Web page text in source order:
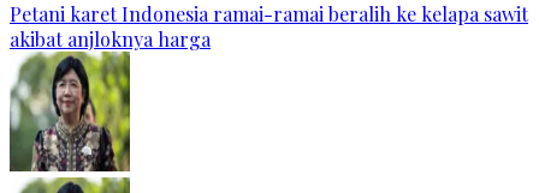
Petani karet Indonesia ramai-ramai beralih ke kelapa sawit
akibat anjloknya harga